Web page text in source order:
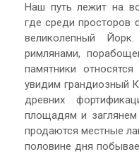
Наш путь лежит на
где среди просторов
великолепный
римлянами,
памятники
увидим грандиозный
древних
площадям и
продаются местные
половине дня